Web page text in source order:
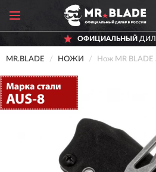
ОФИЦИАЛЬНЫЙ
MR.BLADE НОЖИ Нож MR BLADE